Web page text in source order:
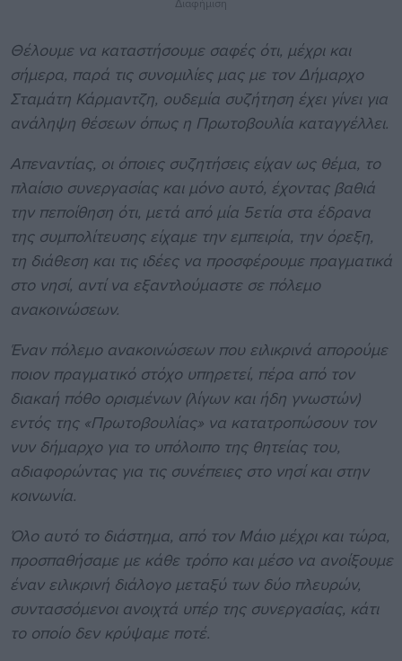
Θέλουμε να καταστήσουμε σαφές ότι, μέχρι και
σήμερα, παρά τις συνομιλίες μας με τον Δήμαρχο
Σταμάτη Κάρμαντζη, ουδεμία συζήτηση έχει γίνει για
ανάληψη θέσεων όπως η Πρωτοβουλία καταγγέλλει.
Απεναντίας, οι όποιες συζητήσεις είχαν ως θέμα, το
πλαίσιο συνεργασίας και μόνο αυτό, έχοντας βαθιά
την πεποίθηση ότι, μετά από μία 5ετία στα έδρανα
της συμπολίτευσης είχαμε την εμπειρία, την όρεξη,
τη διάθεση και τις ιδέες να προσφέρουμε πραγματικά
στο νησί, αντί να εξαντλούμαστε σε πόλεμο
ανακοινώσεων.
Έναν πόλεμο ανακοινώσεων που ειλικρινά απορούμε
ποιον πραγματικό στόχο υπηρετεί, πέρα από τον
διακαή πόθο ορισμένων (λίγων και ήδη γνωστών)
εντός της «Πρωτοβουλίας» να κατατροπώσουν τον
νυν δήμαρχο για το υπόλοιπο της θητείας του,
αδιαφορώντας για τις συνέπειες στο νησί και στην
κοινωνία.
Όλο αυτό το διάστημα, από τον Μάιο μέχρι και τώρα,
προσπαθήσαμε με κάθε τρόπο και μέσο να ανοίξουμε
έναν ειλικρινή διάλογο μεταξύ των δύο πλευρών,
συντασσόμενοι ανοιχτά υπέρ της συνεργασίας, κάτι
το οποίο δεν κρύψαμε ποτέ.